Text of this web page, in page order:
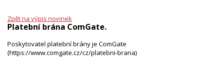
Zpět na výpis novinek
Platební brána ComGate.
Poskytovatel platební brány je ComGate
(https://www.comgate.cz/cz/platebni-brana)